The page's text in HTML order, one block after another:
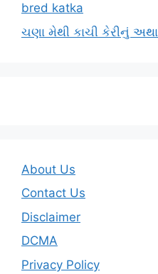
bred katka
ચણા મેથી કાચી કેરીનું
About Us
Contact Us
Disclaimer
DCMA
Privacy Policy